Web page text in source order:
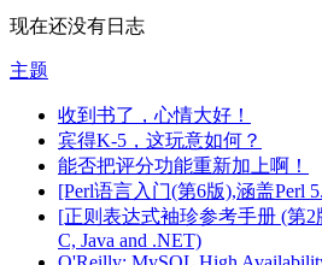
现在还没有日志
主题
收到书了，心情大好！
宾得K-5，这玩意如何？
能否把评分功能重新加上啊！
[Perl语言入门(第6版),涵盖Perl
[正则表达式袖珍参考手册 (第2
C, Java and .NET)